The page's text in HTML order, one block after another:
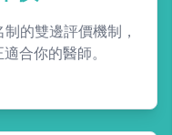
的雙邊評價機制，
合你的醫師。